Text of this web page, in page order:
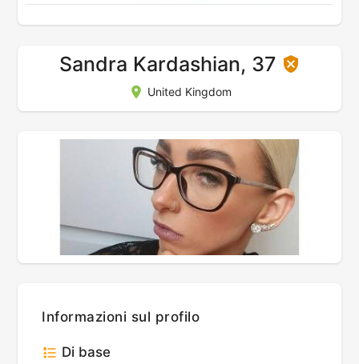
Sandra Kardashian, 37
United Kingdom
Informazioni sul profilo
Di base